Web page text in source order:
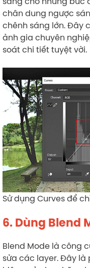
chân dung ngược
chênh sáng lớn. Đây
ảnh gia chuyên
soát chi tiết tuyệt vời.
Sử dụng Curves để
6. Dùng Blend
Blend Mode là công
sửa các layer. Đây